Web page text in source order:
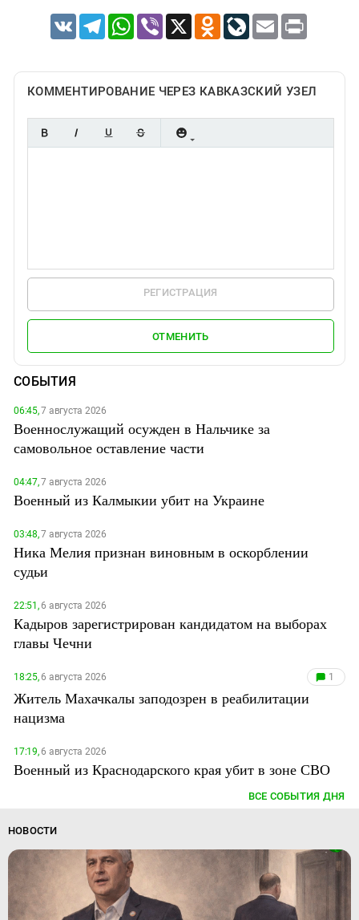
VK TelegramWhatsApp
Viber X Odnoklassniki
LiveJournal
Email Print
КОММЕНТИРОВАНИЕ ЧЕРЕЗ КАВКАЗСКИЙ УЗЕЛ
РЕГИСТРАЦИЯ
ОТМЕНИТЬ
СОБЫТИЯ
06:45,7 августа 2026
Военнослужащий осужден в Нальчике за
самовольное оставление части
04:47,7 августа 2026
Военный из Калмыкии убит на Украине
03:48,7 августа 2026
Ника Мелия признан виновным в оскорблении
судьи
22:51,6 августа 2026
Кадыров зарегистрирован кандидатом на выборах
главы Чечни
18:25,6 августа 2026 1
Житель Махачкалы заподозрен в реабилитации
нацизма
17:19,6 августа 2026
Военный из Краснодарского края убит в зоне СВО
ВСЕ СОБЫТИЯ ДНЯ
НОВОСТИ